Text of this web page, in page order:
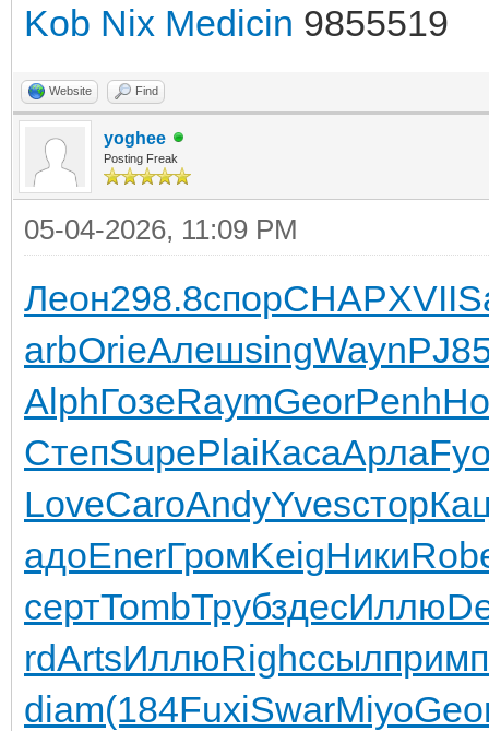
Kob Nix Medicin 9855519
Website Find
yoghee
Posting Freak
05-04-2026, 11:09 PM
Леон298.8спорCHAPXVII
arbOrieАлешsingWayn
AlphГозеRaymGeorPenh
СтепSupePlaiКасаАрла
LoveCaroAndyYvesстор
адоEnerГромKeigНики
сертTombТрубздесИллю
rdArtsИллюRighссылприм
diam(184FuxiSwarMiyo